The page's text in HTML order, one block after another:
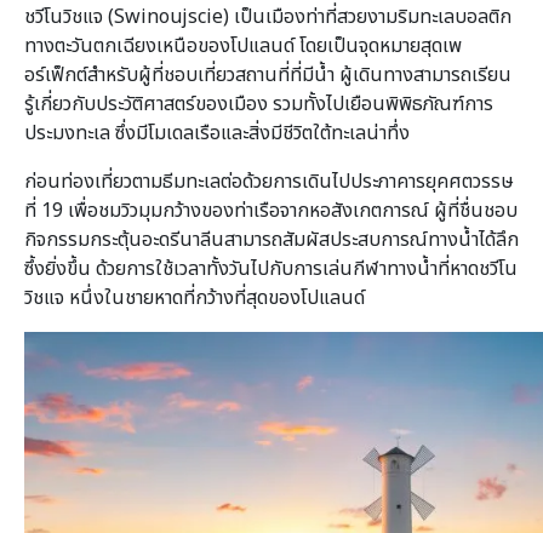
ชวีโนวิชแจ (Swinoujscie) เป็นเมืองท่าที่สวยงามริมทะเลบอลติก
ทางตะวันตกเฉียงเหนือของโปแลนด์ โดยเป็นจุดหมายสุดเพ
อร์เฟ็กต์สำหรับผู้ที่ชอบเที่ยวสถานที่ที่มีน้ำ ผู้เดินทางสามารถเรียน
รู้เกี่ยวกับประวัติศาสตร์ของเมือง รวมทั้งไปเยือนพิพิธภัณฑ์การ
ประมงทะเล ซึ่งมีโมเดลเรือและสิ่งมีชีวิตใต้ทะเลน่าทึ่ง
ก่อนท่องเที่ยวตามธีมทะเลต่อด้วยการเดินไปประภาคารยุคศตวรรษ
ที่ 19 เพื่อชมวิวมุมกว้างของท่าเรือจากหอสังเกตการณ์ ผู้ที่ชื่นชอบ
กิจกรรมกระตุ้นอะดรีนาลีนสามารถสัมผัสประสบการณ์ทางน้ำได้ลึก
ซึ้งยิ่งขึ้น ด้วยการใช้เวลาทั้งวันไปกับการเล่นกีฬาทางน้ำที่หาดชวีโน
วิชแจ หนึ่งในชายหาดที่กว้างที่สุดของโปแลนด์